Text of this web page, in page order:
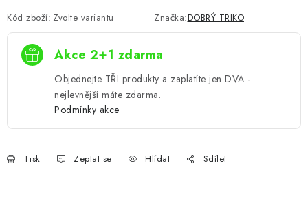
Kód zboží: Zvolte variantu Značka:DOBRÝ TRIKO
Akce 2+1 zdarma
Objednejte TŘI produkty a zaplatíte jen DVA -
nejlevnější máte zdarma.
Podmínky akce
Tisk Zeptat se Hlídat Sdílet